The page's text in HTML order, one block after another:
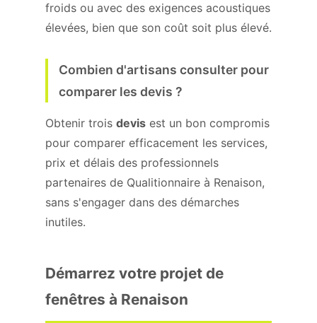
froids ou avec des exigences acoustiques
élevées, bien que son coût soit plus élevé.
Combien d'artisans consulter pour
comparer les devis ?
Obtenir trois devis est un bon compromis
pour comparer efficacement les services,
prix et délais des professionnels
partenaires de Qualitionnaire à Renaison,
sans s'engager dans des démarches
inutiles.
Démarrez votre projet de
fenêtres à Renaison